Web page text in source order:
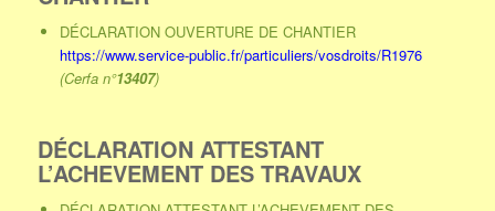
DÉCLARATION OUVERTURE DE CHANTIER
https://www.service-public.fr/particuliers/vosdroits/R1976
(Cerfa n°13407)
DÉCLARATION ATTESTANT
L’ACHEVEMENT DES TRAVAUX